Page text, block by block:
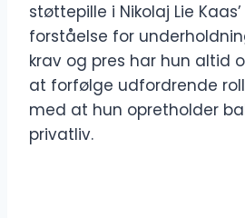
støttepille i Nikolaj Lie
forståelse for
krav og pres har hun altid
at forfølge udfordrende
med at hun opretholder
privatliv.